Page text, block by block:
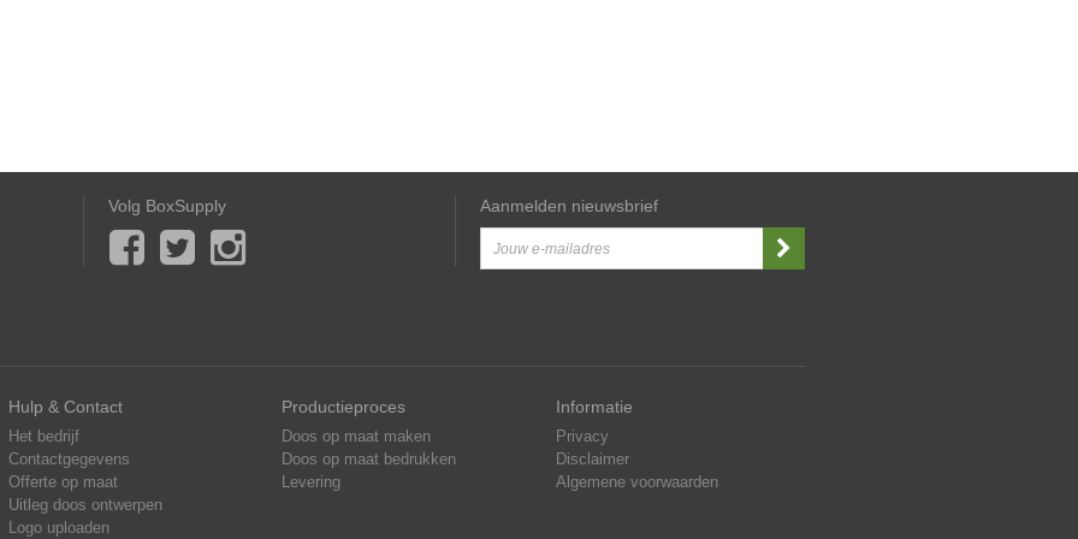
Volg BoxSupply Aanmelden nieuwsbrief
Hulp & Contact
Het bedrijf
Contactgegevens
Offerte op maat
Uitleg doos ontwerpen
Logo uploaden
Productieproces
Doos op maat maken
Doos op maat bedrukken
Levering
Informatie
Privacy
Disclaimer
Algemene voorwaarden